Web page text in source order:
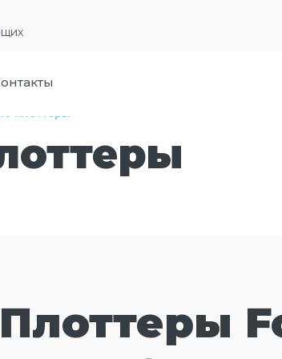
Плоттеры